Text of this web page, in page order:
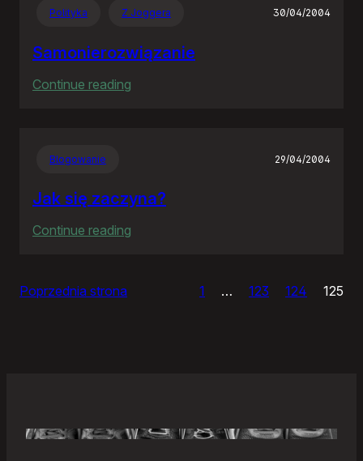
Polityka Z Joggera 30/04/2004
Samonierozwiązanie
Continue reading
Blogowanie 29/04/2004
Jak się zaczyna?
Continue reading
Poprzednia strona 1 … 123 124 125